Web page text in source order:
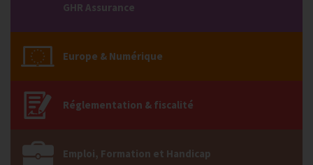
GHR Assurance
Europe & Numérique
Réglementation & fiscalité
Emploi, Formation et Handicap